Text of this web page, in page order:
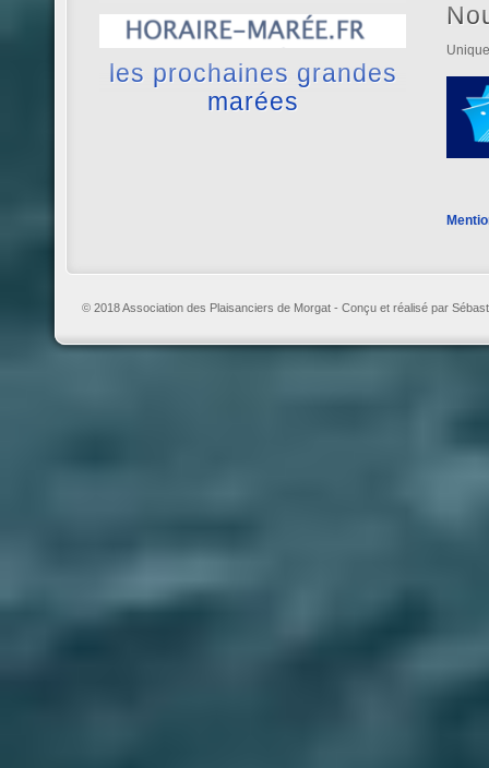
les prochaines grandes
marées
© 2018 Association des Plaisanciers de Morgat - Conçu et réalisé par